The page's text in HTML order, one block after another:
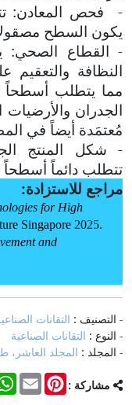
- فحص المعادن:
يكون السطح
- القطاع
النظافة
مما يتطلب أسطحاً
الجدران
مُعتمَدة أيضاً في
- شكل المنتج
تتطلب دائماً أسطحاً
مراجع للاستزادة:
for High
Singapore 2025.
and
- التصنيف : التقانات
- النوع : التقانات الصناعية
- المجلد : المجلد العاشر، طبعة
مشاركة : Email
Pinterest